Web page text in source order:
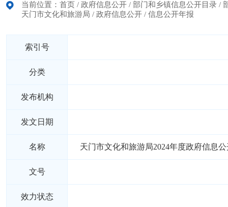
当前位置： 首页 / 政府信息公开 / 部门和乡镇信息公开目录 /
天门市文化和旅游局 / 政府信息公开 / 信息公开年报
索引号
分类
发布机构
发文日期
名称 天门市文化和旅游局2024年度政府信息
文号
效力状态